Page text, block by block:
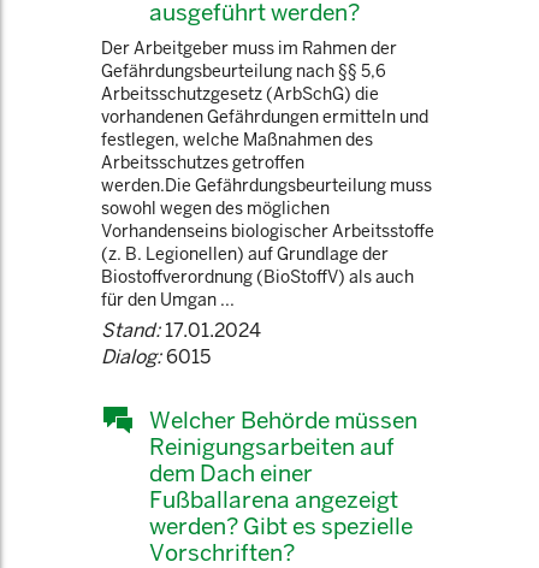
ausgeführt werden?
Der Arbeitgeber muss im Rahmen der
Gefährdungsbeurteilung nach §§ 5,6
Arbeitsschutzgesetz (ArbSchG) die
vorhandenen Gefährdungen ermitteln und
festlegen, welche Maßnahmen des
Arbeitsschutzes getroffen
werden.Die Gefährdungsbeurteilung muss
sowohl wegen des möglichen
Vorhandenseins biologischer Arbeitsstoffe
(z. B. Legionellen) auf Grundlage der
Biostoffverordnung (BioStoffV) als auch
für den Umgan ...
Stand:17.01.2024
Dialog:6015
Welcher Behörde müssen
Reinigungsarbeiten auf
dem Dach einer
Fußballarena angezeigt
werden? Gibt es spezielle
Vorschriften?